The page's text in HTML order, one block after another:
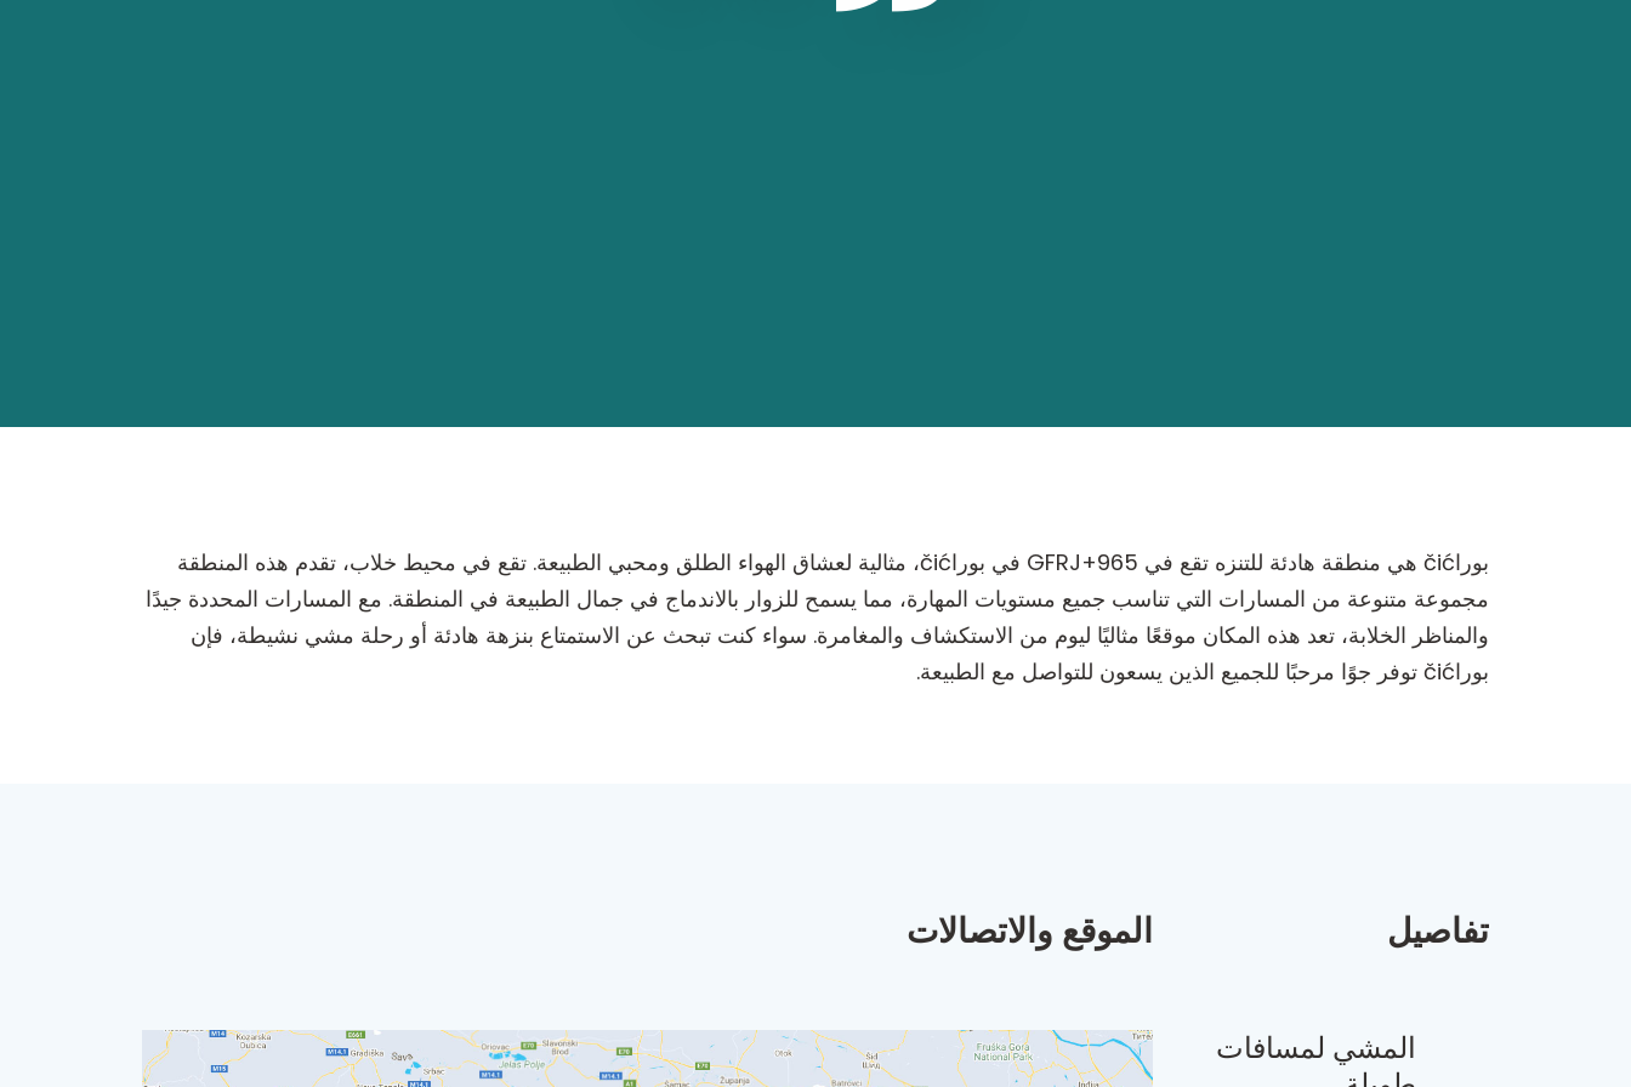
بوراčić هي منطقة هادئة للتنزه تقع في GFRJ+965 في بوراčić، مثالية لعشاق الهواء الطلق ومحبي الطبيعة. تقع في محيط خلاب، تقدم هذه المنطقة
مجموعة متنوعة من المسارات التي تناسب جميع مستويات المهارة، مما يسمح للزوار بالاندماج في جمال الطبيعة في المنطقة. مع المسارات المحددة جيدًا
والمناظر الخلابة، تعد هذه المكان موقعًا مثاليًا ليوم من الاستكشاف والمغامرة. سواء كنت تبحث عن الاستمتاع بنزهة هادئة أو رحلة مشي نشيطة، فإن
بوراčić توفر جوًا مرحبًا للجميع الذين يسعون للتواصل مع الطبيعة.
تفاصيل
المشي لمسافات
الموقع والاتصالات